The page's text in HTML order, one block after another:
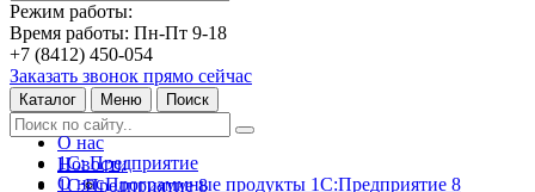
Режим работы:
Время работы: Пн-Пт 9-18
+7 (8412) 450-054
Заказать звонок прямо сейчас
Каталог Меню Поиск
О нас
Новости
1С:Предприятие 8
1С: Предприятие
Программные продукты 1С:Предприятие 8
О нас